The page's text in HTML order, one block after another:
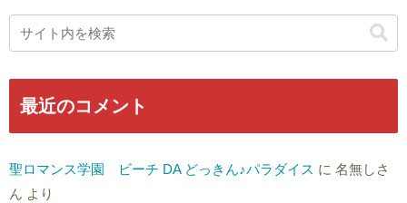
最近のコメント
聖ロマンス学園 ビーチ DA どっきん♪パラダイス に 名無しさ
ん より